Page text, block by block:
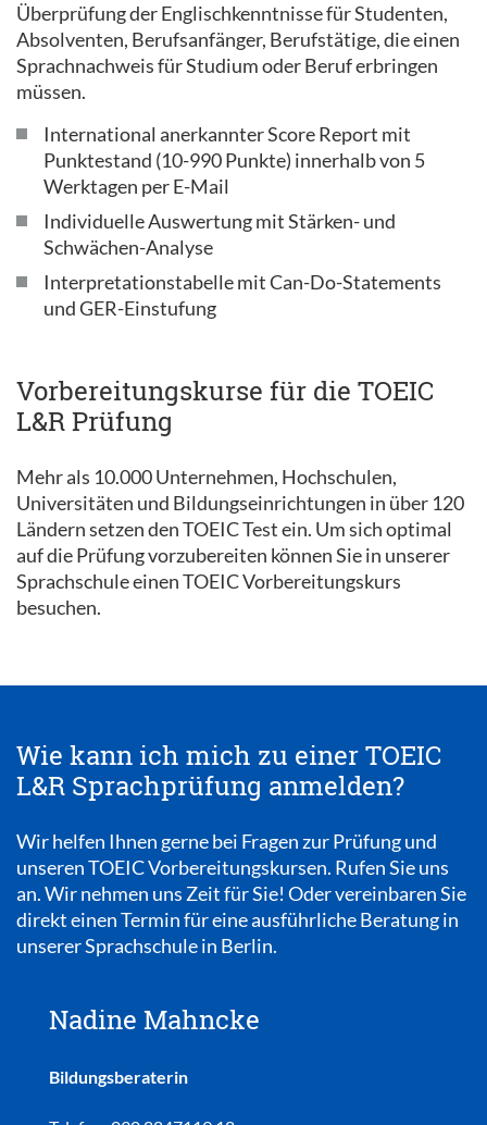
Überprüfung der Englischkenntnisse für Studenten,
Absolventen, Berufsanfänger, Berufstätige, die einen
Sprachnachweis für Studium oder Beruf erbringen
müssen.
International anerkannter Score Report mit
Punktestand (10-990 Punkte) innerhalb von 5
Werktagen per E-Mail
Individuelle Auswertung mit Stärken- und
Schwächen-Analyse
Interpretationstabelle mit Can-Do-Statements
und GER-Einstufung
Vorbereitungskurse für die TOEIC
L&R Prüfung
Mehr als 10.000 Unternehmen, Hochschulen,
Universitäten und Bildungseinrichtungen in über 120
Ländern setzen den TOEIC Test ein. Um sich optimal
auf die Prüfung vorzubereiten können Sie in unserer
Sprachschule einen TOEIC Vorbereitungskurs
besuchen.
Wie kann ich mich zu einer TOEIC
L&R Sprachprüfung anmelden?
Wir helfen Ihnen gerne bei Fragen zur Prüfung und
unseren TOEIC Vorbereitungskursen. Rufen Sie uns
an. Wir nehmen uns Zeit für Sie! Oder vereinbaren Sie
direkt einen Termin für eine ausführliche Beratung in
unserer Sprachschule in Berlin.
Nadine Mahncke
Bildungsberaterin